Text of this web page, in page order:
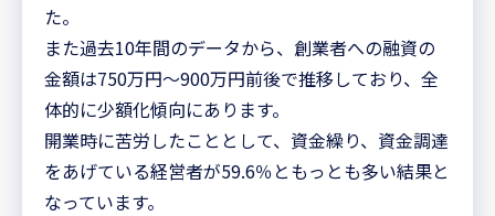
た。
また過去10年間のデータから、創業者への融資の
金額は750万円〜900万円前後で推移しており、全
体的に少額化傾向にあります。
開業時に苦労したこととして、資金繰り、資金調達
をあげている経営者が59.6％ともっとも多い結果と
なっています。